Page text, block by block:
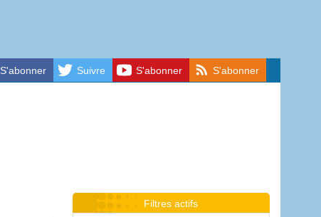
S'abonner Suivre S'abonner S'abonner
Filtres actifs